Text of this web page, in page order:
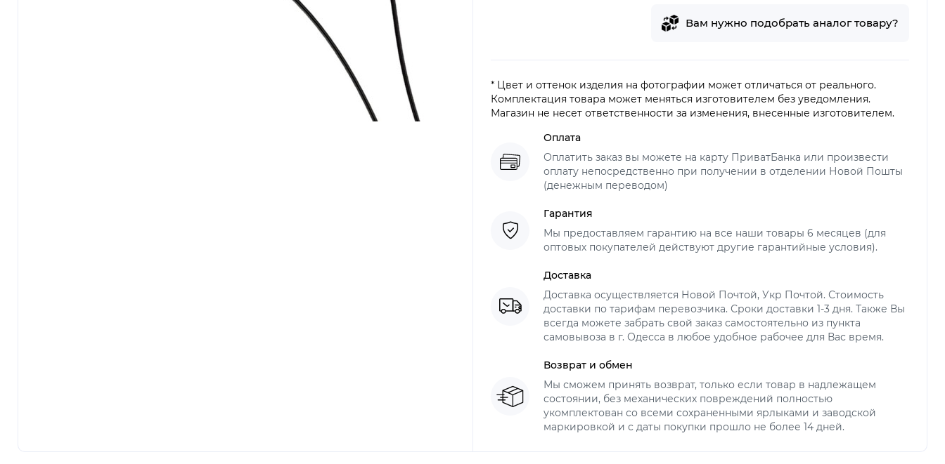
Вам нужно подобрать аналог товару?
* Цвет и оттенок изделия на фотографии может отличаться от реального.
Комплектация товара может меняться изготовителем без уведомления.
Магазин не несет ответственности за изменения, внесенные изготовителем.
Оплата
Оплатить заказ вы можете на карту ПриватБанка или произвести
оплату непосредственно при получении в отделении Новой Пошты
(денежным переводом)
Гарантия
Мы предоставляем гарантию на все наши товары 6 месяцев (для
оптовых покупателей действуют другие гарантийные условия).
Доставка
Доставка осуществляется Новой Почтой, Укр Почтой. Стоимость
доставки по тарифам перевозчика. Сроки доставки 1-3 дня. Также Вы
всегда можете забрать свой заказ самостоятельно из пункта
самовывоза в г. Одесса в любое удобное рабочее для Вас время.
Возврат и обмен
Мы сможем принять возврат, только если товар в надлежащем
состоянии, без механических повреждений полностью
укомплектован со всеми сохраненными ярлыками и заводской
маркировкой и с даты покупки прошло не более 14 дней.